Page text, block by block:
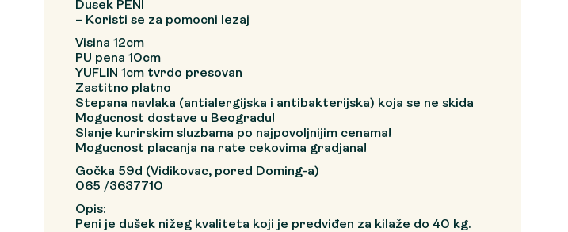
Dusek PENI
– Koristi se za pomocni lezaj
Visina 12cm
PU pena 10cm
YUFLIN 1cm tvrdo presovan
Zastitno platno
Stepana navlaka (antialergijska i antibakterijska) koja se ne skida
Mogucnost dostave u Beogradu!
Slanje kurirskim sluzbama po najpovoljnijim cenama!
Mogucnost placanja na rate cekovima gradjana!
Gočka 59d (Vidikovac, pored Doming-a)
065 /3637710
Opis:
Peni je dušek nižeg kvaliteta koji je predviđen za kilaže do 40 kg.